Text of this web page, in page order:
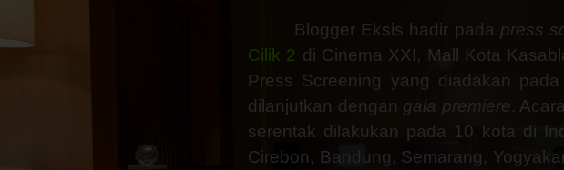
Blogger Eksis hadir pada press
Cilik 2 di Cinema XXI, Mall Kota
Press Screening yang diadakan
dilanjutkan dengan gala premiere.
serentak dilakukan pada 10 kota di
Cirebon, Bandung, Semarang,